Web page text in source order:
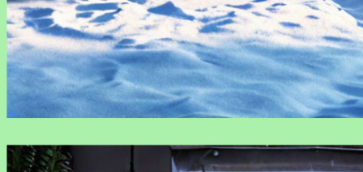
Как защитить растения от зимних морозов: проверенные
методы